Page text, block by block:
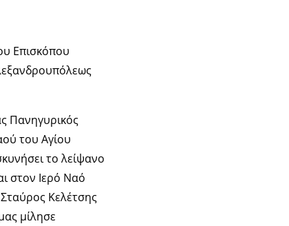
Επισκόπου
Πανηγυρικός
του Αγίου
το λείψανο
στον Ιερό Ναό
Κελέτσης
μίλησε